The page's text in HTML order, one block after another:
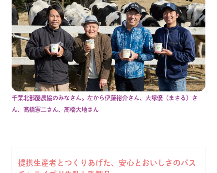
千葉北部酪農協のみなさん。左から伊藤裕介さん、大塚優（まさる）さ
ん、髙橋憲二さん、髙橋大地さん
提携生産者とつくりあげた、安心とおいしさのパス